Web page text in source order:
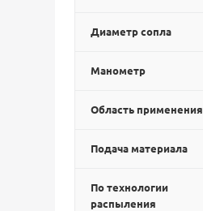
Диаметр сопла
Манометр
Область применения
Подача материала
По технологии
распыления